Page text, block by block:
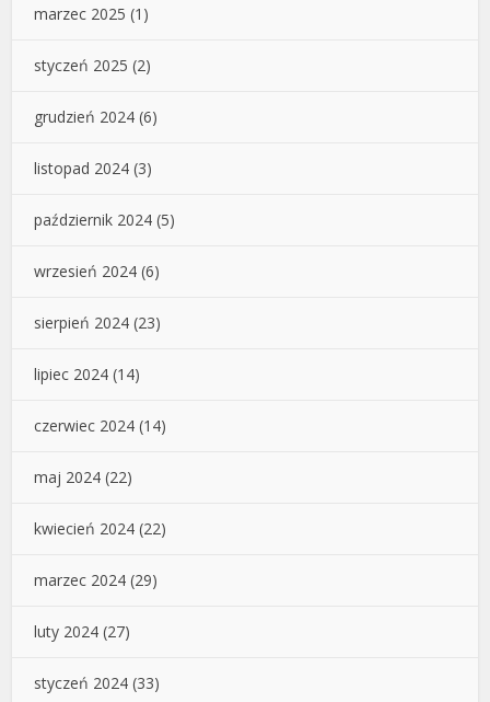
marzec 2025 (1)
styczeń 2025 (2)
grudzień 2024 (6)
listopad 2024 (3)
październik 2024 (5)
wrzesień 2024 (6)
sierpień 2024 (23)
lipiec 2024 (14)
czerwiec 2024 (14)
maj 2024 (22)
kwiecień 2024 (22)
marzec 2024 (29)
luty 2024 (27)
styczeń 2024 (33)